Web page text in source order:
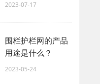
2023-07-17
围栏护栏网的产品
用途是什么？
2023-05-24